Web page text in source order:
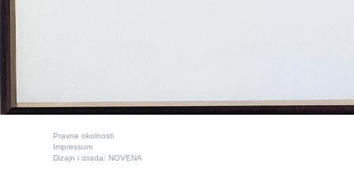
Pravne okolnosti
Impressum
Dizajn i izrada: NOVENA